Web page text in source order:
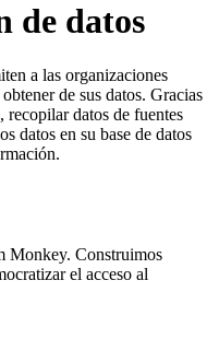
de datos
a las organizaciones
de sus datos. Gracias
recopilar datos de fuentes
datos en su base de datos
Monkey. Construimos
el acceso al